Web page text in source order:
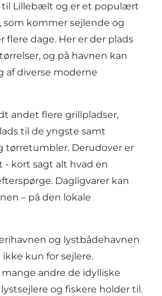
til Lillebælt og er et populært
som kommer sejlende og
flere dage. Her er der plads
og på havnen kan
af diverse moderne
andet flere grillpladser,
til de yngste samt
tørretumbler. Derudover er
- kort sagt alt hvad en
Dagligvarer kan
– på den lokale
og lystbådehavnen
kun for sejlere.
andre de idylliske
og fiskere holder til.